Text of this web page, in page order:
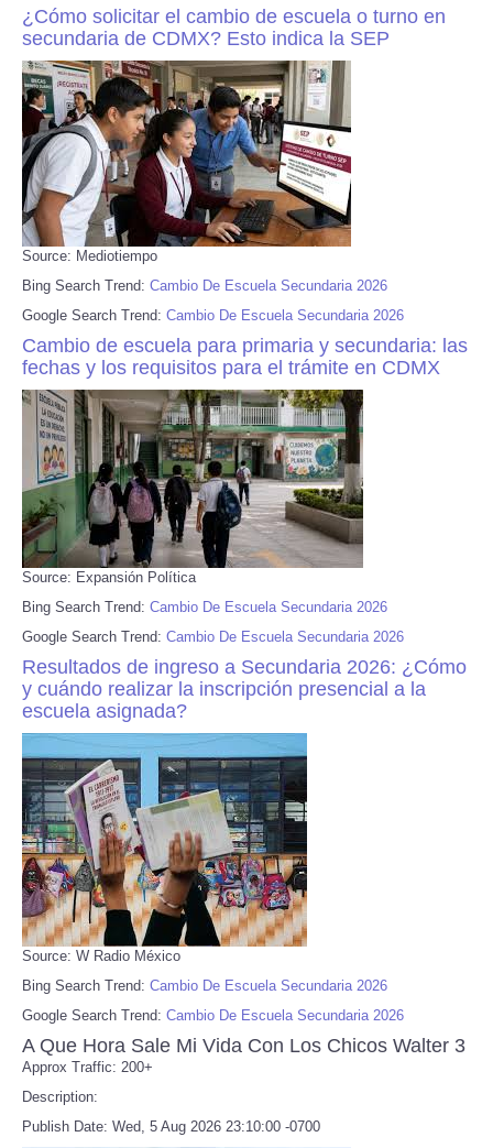
¿Cómo solicitar el cambio de escuela o turno en
secundaria de CDMX? Esto indica la SEP
Source: Mediotiempo
Bing Search Trend: Cambio De Escuela Secundaria 2026
Google Search Trend: Cambio De Escuela Secundaria 2026
Cambio de escuela para primaria y secundaria: las
fechas y los requisitos para el trámite en CDMX
Source: Expansión Política
Bing Search Trend: Cambio De Escuela Secundaria 2026
Google Search Trend: Cambio De Escuela Secundaria 2026
Resultados de ingreso a Secundaria 2026: ¿Cómo
y cuándo realizar la inscripción presencial a la
escuela asignada?
Source: W Radio México
Bing Search Trend: Cambio De Escuela Secundaria 2026
Google Search Trend: Cambio De Escuela Secundaria 2026
A Que Hora Sale Mi Vida Con Los Chicos Walter 3
Approx Traffic: 200+
Description:
Publish Date: Wed, 5 Aug 2026 23:10:00 -0700